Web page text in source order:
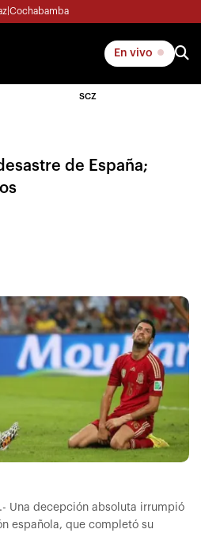
Cochabamba
En vivo
SCZ
de España;
Una decepción absoluta irrumpió
española, que completó su